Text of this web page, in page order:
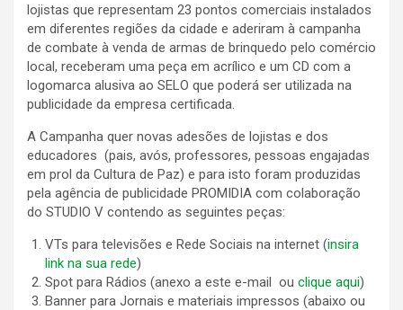
lojistas que representam 23 pontos comerciais instalados
em diferentes regiões da cidade e aderiram à campanha
de combate à venda de armas de brinquedo pelo comércio
local, receberam uma peça em acrílico e um CD com a
logomarca alusiva ao SELO que poderá ser utilizada na
publicidade da empresa certificada.
A Campanha quer novas adesões de lojistas e dos
educadores (pais, avós, professores, pessoas engajadas
em prol da Cultura de Paz) e para isto foram produzidas
pela agência de publicidade PROMIDIA com colaboração
do STUDIO V contendo as seguintes peças:
VTs para televisões e Rede Sociais na internet (insira
link na sua rede)
Spot para Rádios (anexo a este e-mail ou clique aqui)
Banner para Jornais e materiais impressos (abaixo ou